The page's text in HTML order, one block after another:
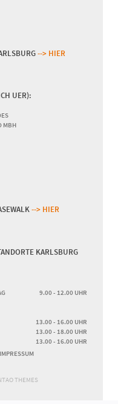
--> HIER
UER):
MBH
--> HIER
KARLSBURG
9.00 - 12.00 UHR
13.00 - 16.00 UHR
13.00 - 18.00 UHR
13.00 - 16.00 UHR
IMPRESSUM
THEMES